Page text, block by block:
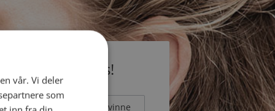
Bli medlem gratis!
Mann Kvinne
vår. Vi deler
som